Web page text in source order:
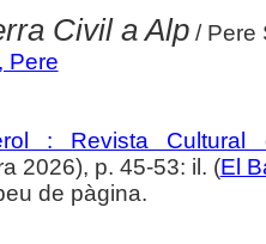
Civil a Alp/ Pere
Pere
: Revista Cultural
2026), p. 45-53: il. (El
de pàgina.